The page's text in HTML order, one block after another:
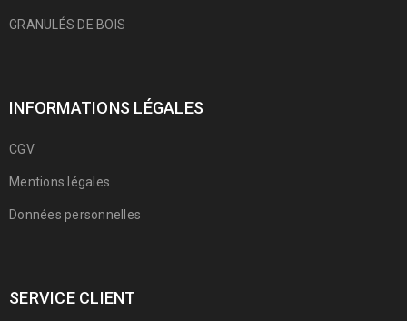
GRANULÉS DE BOIS
INFORMATIONS LÉGALES
CGV
Mentions légales
Données personnelles
SERVICE CLIENT